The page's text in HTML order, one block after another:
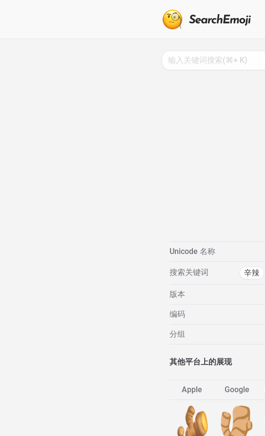
Unicode 名称
搜索关键词 辛辣
版本
编码
分组
其他平台上的展现
Apple Google